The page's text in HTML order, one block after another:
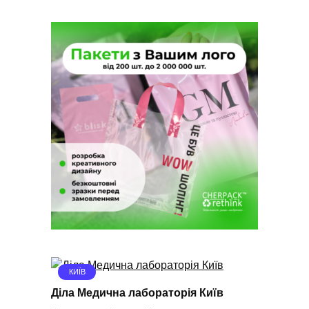
КИЇВ
Діла Медична лабораторія Київ